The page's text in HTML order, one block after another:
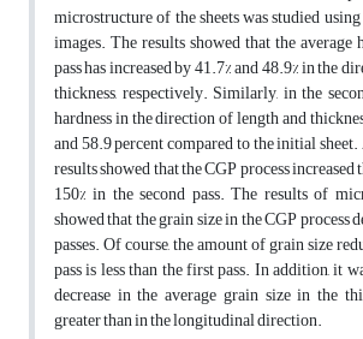
microstructure of the sheets was studied
images. The results showed that the
pass has increased by 41.7% and 48.9% in the
thickness, respectively. Similarly, in the
hardness in the direction of length and
and 58.9 percent compared to the initial
results showed that the CGP process
150% in the second pass. The results of
showed that the grain size in the CGP process
passes. Of course, the amount of grain size
pass is less than the first pass. In addition, it
decrease in the average grain size in the
greater than in the longitudinal direction.